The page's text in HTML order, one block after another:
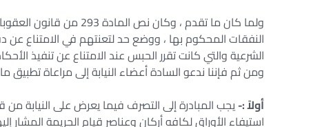
ولما كان ما تقدم ، وكان
الشرعية والتي كانت تقرر الحبس عند الامتناع عن تنفيذ
ومن ثم فإننا ندعو السادة أعضاء النيابة إلى مراعاة تطبيق
أولاً :-يجب المبادرة إلى التصرف فيما يعرض على النيابة